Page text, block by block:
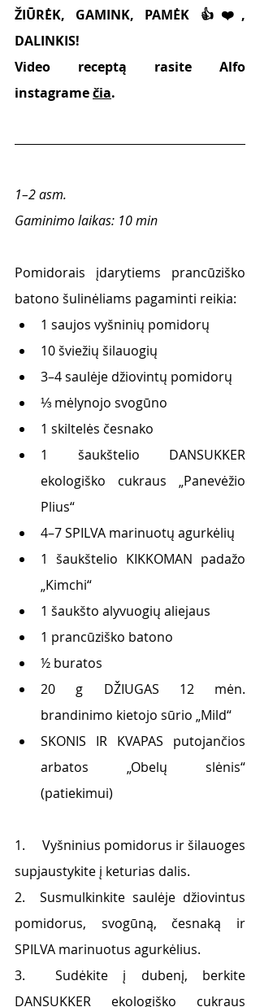
ŽIŪRĖK, GAMINK, PAMĖK 👍❤️,
DALINKIS!
Video receptą rasite Alfo
instagrame čia.
1–2 asm.
Gaminimo laikas: 10 min
Pomidorais įdarytiems prancūziško
batono šulinėliams pagaminti reikia:
1 saujos vyšninių pomidorų
10 šviežių šilauogių
3–4 saulėje džiovintų pomidorų
⅓ mėlynojo svogūno
1 skiltelės česnako
1 šaukštelio DANSUKKER
ekologiško cukraus „Panevėžio
Plius“
4–7 SPILVA marinuotų agurkėlių
1 šaukštelio KIKKOMAN padažo
„Kimchi“
1 šaukšto alyvuogių aliejaus
1 prancūziško batono
½ buratos
20 g DŽIUGAS 12 mėn.
brandinimo kietojo sūrio „Mild“
SKONIS IR KVAPAS putojančios
arbatos „Obelų slėnis“
(patiekimui)
1.     Vyšninius pomidorus ir šilauoges
supjaustykite į keturias dalis.
2.  Susmulkinkite saulėje džiovintus
pomidorus, svogūną, česnaką ir
SPILVA marinuotus agurkėlius.
3.  Sudėkite į dubenį, berkite
DANSUKKER ekologiško cukraus